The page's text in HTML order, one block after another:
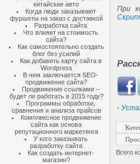
китайские авто
Когда люди заказывают
фуршеты на заказ с доставкой
Разработка сайта
Что влияет на стоимость
сайта?
Как самостоятельно создать
блог без усилий
Как добавить карту сайта в
Wordpress
В чем заключается SEO-
продвижение сайта?
Продвижение ссылками –
будет ли работать в 2015 году?
Программы обработки,
сравнения и анализа прайсов
Комплексное продвижение
сайта как основа
репутационного маркетинга
У кого заказывать
разработку сайта
Как создать интернет-
магазин?
При
-
Всего